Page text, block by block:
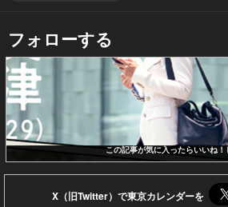
フォローする
この記事が気に入ったらいいね！
X（旧Twitter）で東京カレンダーを